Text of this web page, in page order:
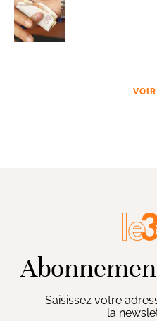
Saisissez votre
la